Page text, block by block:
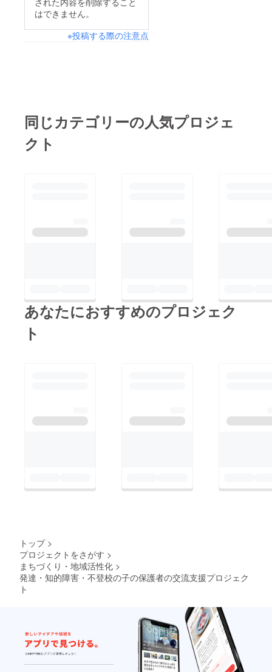
はできません。
※投稿する際の注意点
同じカテゴリーの人気プロジェ
クト
あなたにおすすめのプロジェク
ト
トップ >
プロジェクトをさがす >
まちづくり・地域活性化 >
発達・知的障害・不登校の子の保護者の交流支援プロジェク
ト